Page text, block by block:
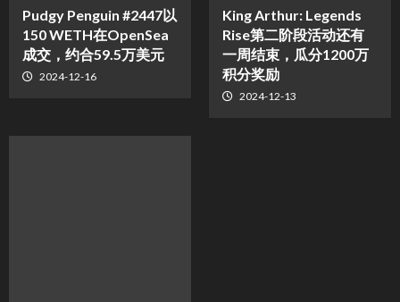
Pudgy Penguin #2447以
150 WETH在OpenSea
成交，约合59.5万美元
2024-12-16
King Arthur: Legends
Rise第二阶段活动还有
一周结束，瓜分1200万
积分奖励
2024-12-13